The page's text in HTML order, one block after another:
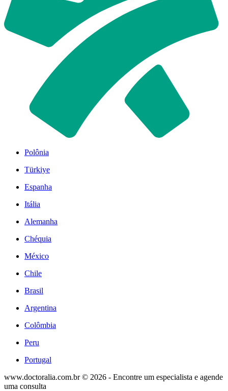
Polônia
Türkiye
Espanha
Itália
Alemanha
Chéquia
México
Chile
Brasil
Argentina
Colômbia
Peru
Portugal
www.doctoralia.com.br © 2026 - Encontre um especialista e agende
uma consulta